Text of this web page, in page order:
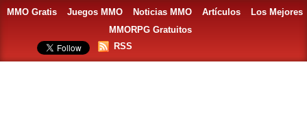
MMO Gratis Juegos MMO Noticias MMO Artículos
Los Mejores
MMORPG Gratuitos
RSS